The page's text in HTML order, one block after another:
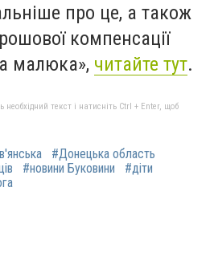
про це, а також
компенсації
малюка», читайте тут.
текст і натисніть Ctrl + Enter, щоб
#Донецька область
#новини Буковини
#діти